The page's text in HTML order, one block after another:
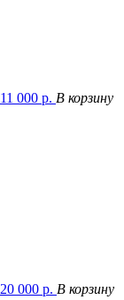
11 000 р. В корзину
20 000 р. В корзину